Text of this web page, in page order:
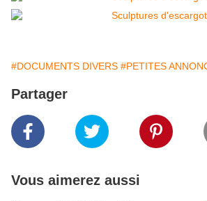
#DOCUMENTS DIVERS #PETITES
Partager
Vous aimerez aussi